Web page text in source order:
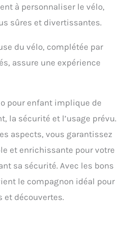
d’insérer le drapeau de
serrer l’écrou. Adultes et
ce drapeau de sécurité
pour vélo hautement visible
pour vélo, notamment pour
les trottinettes et les
roulants ou en camping.
à personnaliser le vélo,
sûres et divertissantes.
du vélo, complétée par
assure une expérience
pour enfant implique de
la sécurité et l’usage prévu.
aspects, vous garantissez
et enrichissante pour votre
sa sécurité. Avec les bons
le compagnon idéal pour
et découvertes.